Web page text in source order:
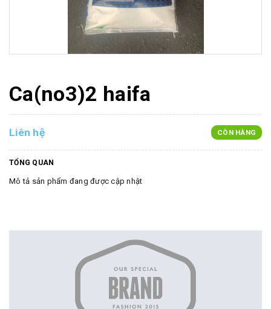
Ca(no3)2 haifa
Liên hệ CÒN HÀNG
TỔNG QUAN
Mô tả sản phẩm đang được cập nhật